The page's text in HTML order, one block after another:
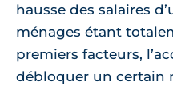
hausse des salaires
ménages étant
premiers facteurs,
débloquer un certain